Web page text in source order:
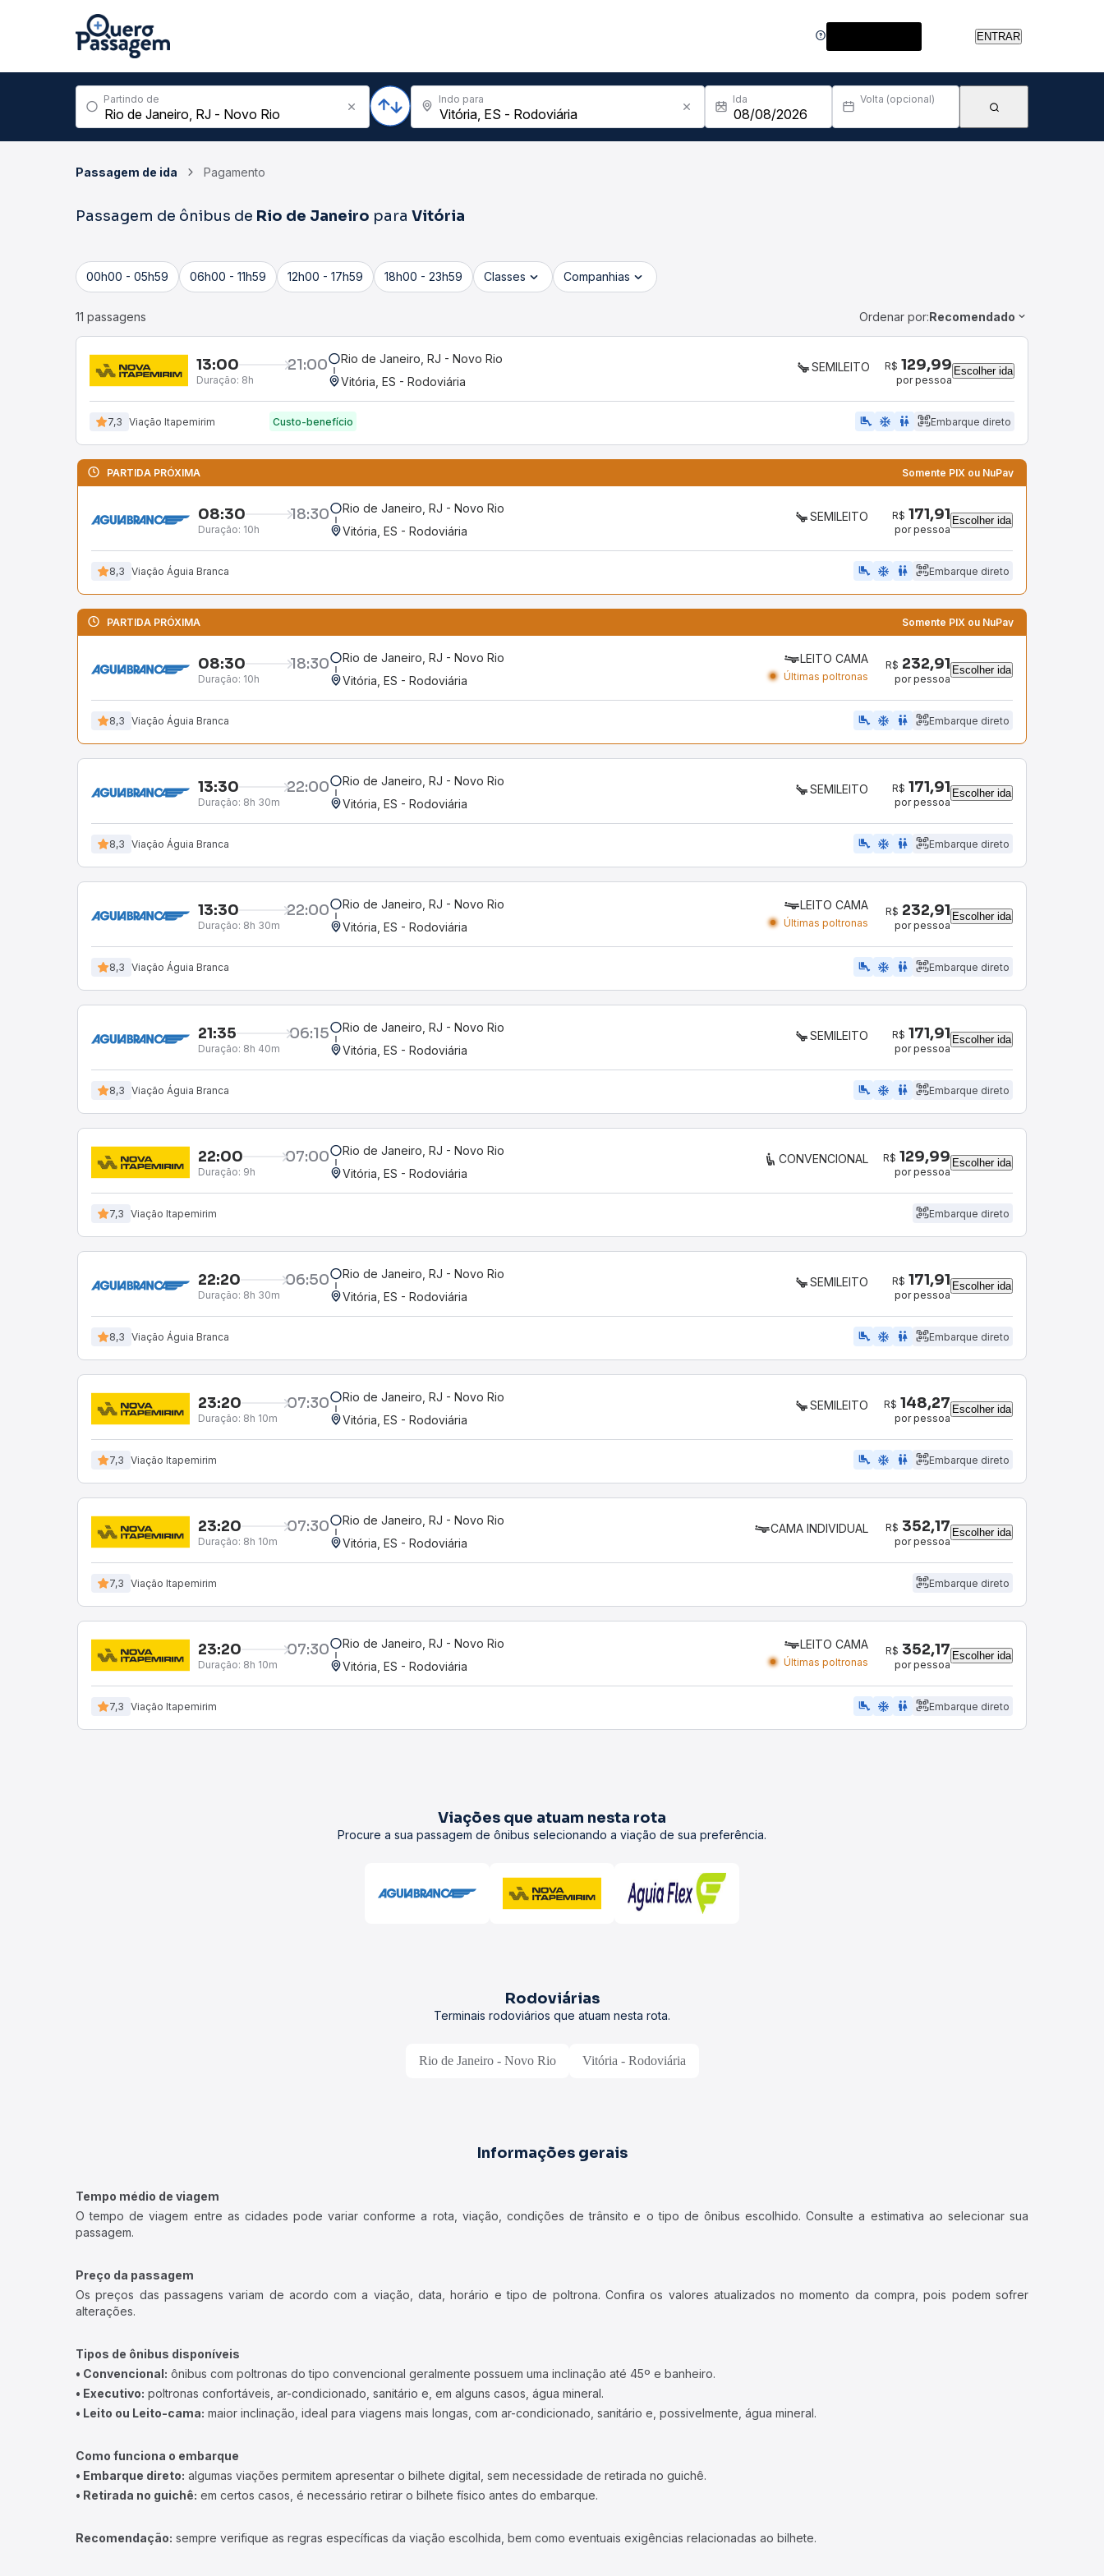
ENTRAR
Partindo de Indo para Ida Volta (opcional)
Passagem de ida Pagamento
Passagem de ônibus de Rio de Janeiro para Vitória
00h00 - 05h59 06h00 - 11h59 12h00 - 17h59 18h00 - 23h59 Classes Companhias
11 passagens Ordenar por:Recomendado
13:00 21:00
Duração: 8h
Rio de Janeiro, RJ - Novo Rio
Vitória, ES - Rodoviária
SEMILEITO R$ 129,99
por pessoa
Escolher ida
7,3 Viação Itapemirim Custo-benefício airline_seat_legroom_extra ac_unit WC Embarque direto
PARTIDA PRÓXIMA Somente PIX ou NuPay
08:30 18:30
Duração: 10h
Rio de Janeiro, RJ - Novo Rio
Vitória, ES - Rodoviária
SEMILEITO R$ 171,91
por pessoa
Escolher ida
8,3 Viação Águia Branca airline_seat_legroom_extra ac_unit WC Embarque direto
PARTIDA PRÓXIMA Somente PIX ou NuPay
08:30 18:30
Duração: 10h
Rio de Janeiro, RJ - Novo Rio
Vitória, ES - Rodoviária
LEITO CAMA
Últimas poltronas
R$ 232,91
por pessoa
Escolher ida
8,3 Viação Águia Branca airline_seat_legroom_extra ac_unit wc Embarque direto
13:30 22:00
Duração: 8h 30m
Rio de Janeiro, RJ - Novo Rio
Vitória, ES - Rodoviária
SEMILEITO R$ 171,91
por pessoa
Escolher ida
8,3 Viação Águia Branca airline_seat_legroom_extra ac_unit WC Embarque direto
13:30 22:00
Duração: 8h 30m
Rio de Janeiro, RJ - Novo Rio
Vitória, ES - Rodoviária
LEITO CAMA
Últimas poltronas
R$ 232,91
por pessoa
Escolher ida
8,3 Viação Águia Branca airline_seat_legroom_extra ac_unit wc Embarque direto
21:35 06:15
Duração: 8h 40m
Rio de Janeiro, RJ - Novo Rio
Vitória, ES - Rodoviária
SEMILEITO R$ 171,91
por pessoa
Escolher ida
8,3 Viação Águia Branca airline_seat_legroom_extra ac_unit WC Embarque direto
22:00 07:00
Duração: 9h
Rio de Janeiro, RJ - Novo Rio
Vitória, ES - Rodoviária
CONVENCIONAL R$ 129,99
por pessoa
Escolher ida
7,3 Viação Itapemirim Embarque direto
22:20 06:50
Duração: 8h 30m
Rio de Janeiro, RJ - Novo Rio
Vitória, ES - Rodoviária
SEMILEITO R$ 171,91
por pessoa
Escolher ida
8,3 Viação Águia Branca airline_seat_legroom_extra ac_unit WC Embarque direto
23:20 07:30
Duração: 8h 10m
Rio de Janeiro, RJ - Novo Rio
Vitória, ES - Rodoviária
SEMILEITO R$ 148,27
por pessoa
Escolher ida
7,3 Viação Itapemirim airline_seat_legroom_extra ac_unit WC Embarque direto
23:20 07:30
Duração: 8h 10m
Rio de Janeiro, RJ - Novo Rio
Vitória, ES - Rodoviária
CAMA INDIVIDUAL R$ 352,17
por pessoa
Escolher ida
7,3 Viação Itapemirim Embarque direto
23:20 07:30
Duração: 8h 10m
Rio de Janeiro, RJ - Novo Rio
Vitória, ES - Rodoviária
LEITO CAMA
Últimas poltronas
R$ 352,17
por pessoa
Escolher ida
7,3 Viação Itapemirim airline_seat_legroom_extra ac_unit wc Embarque direto
Viações que atuam nesta rota
Procure a sua passagem de ônibus selecionando a viação de sua preferência.
Rodoviárias
Terminais rodoviários que atuam nesta rota.
Rio de Janeiro - Novo Rio Vitória - Rodoviária
Informações gerais
Tempo médio de viagem
O tempo de viagem entre as cidades pode variar conforme a rota, viação, condições de trânsito e o tipo de ônibus escolhido. Consulte a estimativa ao selecionar sua
passagem.
Preço da passagem
Os preços das passagens variam de acordo com a viação, data, horário e tipo de poltrona. Confira os valores atualizados no momento da compra, pois podem sofrer
alterações.
Tipos de ônibus disponíveis
• Convencional: ônibus com poltronas do tipo convencional geralmente possuem uma inclinação até 45º e banheiro.
• Executivo: poltronas confortáveis, ar-condicionado, sanitário e, em alguns casos, água mineral.
• Leito ou Leito-cama: maior inclinação, ideal para viagens mais longas, com ar-condicionado, sanitário e, possivelmente, água mineral.
Como funciona o embarque
• Embarque direto: algumas viações permitem apresentar o bilhete digital, sem necessidade de retirada no guichê.
• Retirada no guichê: em certos casos, é necessário retirar o bilhete físico antes do embarque.
Recomendação: sempre verifique as regras específicas da viação escolhida, bem como eventuais exigências relacionadas ao bilhete.